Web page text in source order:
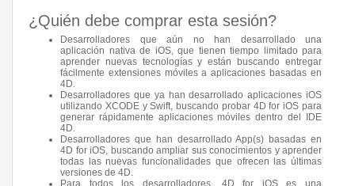
¿Quién debe comprar esta sesión?
Desarrolladores que aún no han desarrollado una
aplicación nativa de iOS, que tienen tiempo limitado para
aprender nuevas tecnologías y están buscando entregar
fácilmente extensiones móviles a aplicaciones basadas en
4D.
Desarrolladores que ya han desarrollado aplicaciones iOS
utilizando XCODE y Swift, buscando probar 4D for iOS para
generar rápidamente aplicaciones móviles dentro del IDE
4D.
Desarrolladores que han desarrollado App(s) basadas en
4D for iOS, buscando ampliar sus conocimientos y aprender
todas las nuevas funcionalidades que ofrecen las últimas
versiones de 4D.
Para todos los desarrolladores, 4D for iOS es una